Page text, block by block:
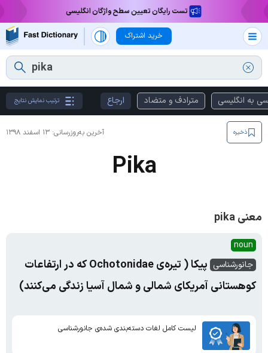
تست رایگان تعیین سطح واژگان انگلیسی
خرید اشتراک
به انگلیسی مترادف و متضاد ارجاع ترتیب نمایش نتایج
آخرین به‌روزرسانی: ۱۳ اسفند ۱۳۹۸ ذخیره
Pika
معنی pika
noun
جانورشناسی
پیکا ( تیره‌ی Ochotonidae که در ارتفاعات
کوهستانی آمریکای شمالی و شمال آسیا زندگی می‌کنند)
لیست کامل لغات دسته‌بندی شده‌ی جانورشناسی